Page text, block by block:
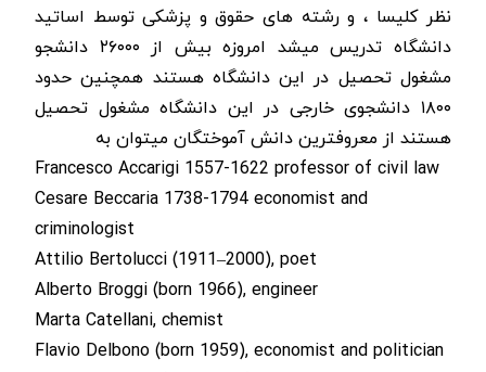
نظر کلیسا ، و رشته های حقوق و پزشکی توسط اساتید
دانشگاه تدریس میشد امروزه بیش از ۲۶۰۰۰ دانشجو
مشغول تحصیل در این دانشگاه هستند همچنین حدود
۱۸۰۰ دانشجوی خارجی در این دانشگاه مشغول تحصیل
هستند از معروفترین دانش آموختگان میتوان به
Francesco Accarigi 1557-1622 professor of civil law
Cesare Beccaria 1738-1794 economist and
criminologist
Attilio Bertolucci (1911–2000), poet
Alberto Broggi (born 1966), engineer
Marta Catellani, chemist
Flavio Delbono (born 1959), economist and politician